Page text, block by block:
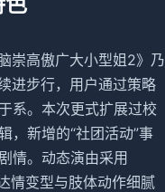
崇高傲广大小型姐2》乃
进步行，用户通过策略
系。本次更式扩展过校
，新增的“社团活动”事
情。动态演由采用
情变型与肢体动作细腻